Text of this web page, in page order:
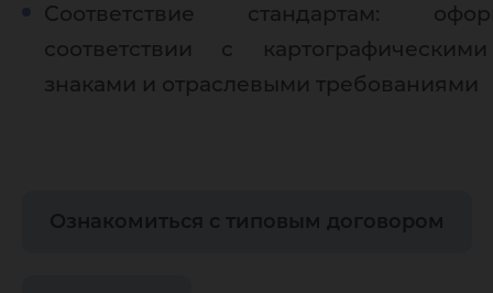
Соответствие стандартам:
соответствии с
знаками и отраслевыми требованиями
Ознакомиться с типовым договором